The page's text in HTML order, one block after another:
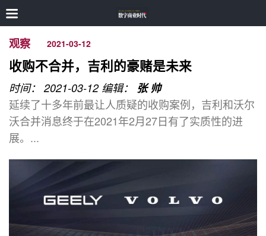
观察 2021-03-12
收购不合并，吉利的豪赌是未来
时间： 2021-03-12 编辑： 张 帅
延续了十多年前最让人质疑的收购案例，吉利和沃尔
沃合并消息终于在2021年2月27日有了实质性的进
展。...